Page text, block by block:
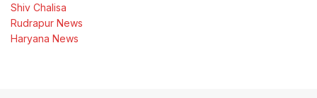
Shiv Chalisa
Rudrapur News
Haryana News